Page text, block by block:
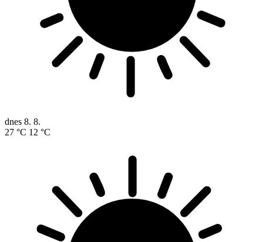
dnes 8. 8.
27 °C 12 °C